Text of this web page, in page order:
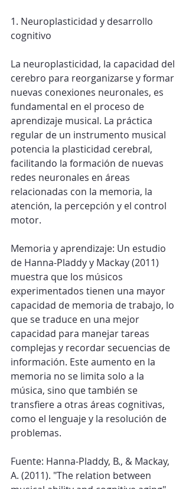
1. Neuroplasticidad y desarrollo
cognitivo
La neuroplasticidad, la capacidad del
cerebro para reorganizarse y formar
nuevas conexiones neuronales, es
fundamental en el proceso de
aprendizaje musical. La práctica
regular de un instrumento musical
potencia la plasticidad cerebral,
facilitando la formación de nuevas
redes neuronales en áreas
relacionadas con la memoria, la
atención, la percepción y el control
motor.
Memoria y aprendizaje: Un estudio
de Hanna-Pladdy y Mackay (2011)
muestra que los músicos
experimentados tienen una mayor
capacidad de memoria de trabajo, lo
que se traduce en una mejor
capacidad para manejar tareas
complejas y recordar secuencias de
información. Este aumento en la
memoria no se limita solo a la
música, sino que también se
transfiere a otras áreas cognitivas,
como el lenguaje y la resolución de
problemas.
Fuente: Hanna-Pladdy, B., & Mackay,
A. (2011). "The relation between